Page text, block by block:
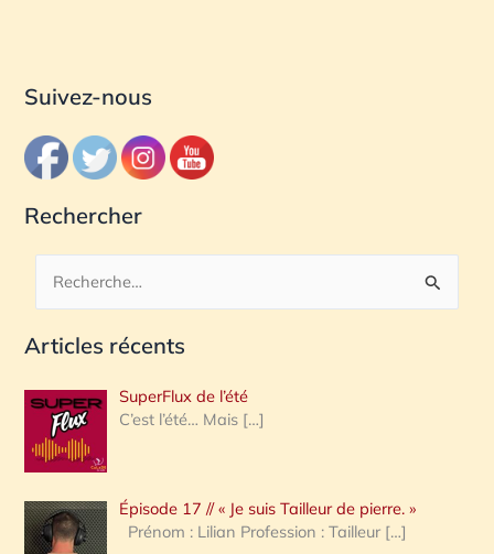
Suivez-nous
Rechercher
c
e
r
c
h
e
Articles récents
SuperFlux de l’été
C’est l’été… Mais […]
Épisode 17 // « Je suis Tailleur de pierre. »
Prénom : Lilian Profession : Tailleur […]